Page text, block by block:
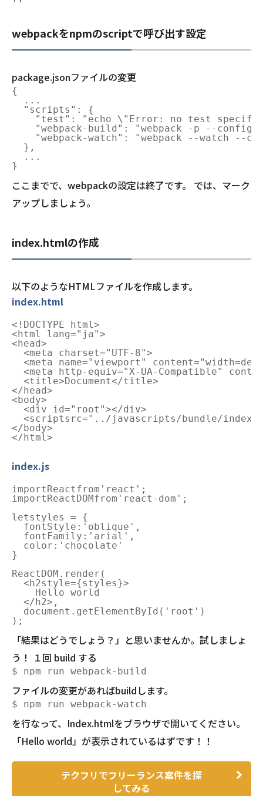
webpackをnpmのscriptで呼び出す設定
package.jsonファイルの変更
{
  ...
  "scripts": {
"test": "echo \"Error: no test
"webpack-build": "webpack -p --config
"webpack-watch": "webpack --watch --
  },
  ...
ここまでで、webpackの設定は終了です。 では、マーク
アップしましょう。
index.htmlの作成
以下のようなHTMLファイルを作成します。
index.html
<!DOCTYPE html>
<html lang="ja">
<head>
  <meta charset="UTF-8">
<meta name="viewport"
<meta http-equiv="X-UA-Compatible"
  <title>Document</title>
</head>
<body>
  <div id="root"></div>
<scriptsrc="../javascripts/bundle/
</body>
index.js
importReactfrom'react';
importReactDOMfrom'react-dom';
letstyles = {
  fontStyle:'oblique',
  fontFamily:'arial',
  color:'chocolate'
}
ReactDOM.render(
  <h2style={styles}>
    Hello world
  </h2>,
  document.getElementById('root')
「結果はどうでしょう？」と思いませんか。試しましょ
う！ １回 build する
ファイルの変更があればbuildします。
を行なって、Index.htmlをブラウザで開いてください。
「Hello world」が表示されているはずです！！
テクフリでフリーランス案件を探
してみる